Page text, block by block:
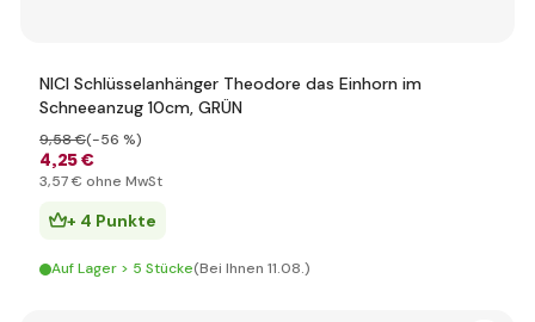
NICI Schlüsselanhänger Theodore das Einhorn im
Schneeanzug 10cm, GRÜN
4,25 €
9,58 €(-56 %)
3,57 € ohne MwSt
+ 4 Punkte
Auf Lager > 5 Stücke(Bei Ihnen 11.08.)